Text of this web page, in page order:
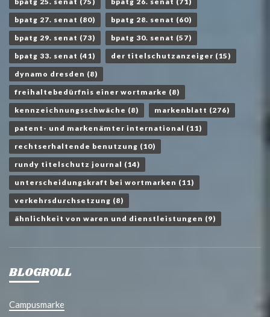
bpatg 27. senat (80) bpatg 28. senat (60)
bpatg 29. senat (73) bpatg 30. senat (57)
bpatg 33. senat (41) der titelschutzanzeiger (15)
dynamo dresden (8)
freihaltebedürfnis einer wortmarke (8)
kennzeichnungsschwäche (8) markenblatt (276)
patent- und markenämter international (11)
rechtserhaltende benutzung (10)
rundy titelschutz journal (14)
unterscheidungskraft bei wortmarken (11)
verkehrsdurchsetzung (8)
ähnlichkeit von waren und dienstleistungen (9)
BLOGROLL
Campusmarke